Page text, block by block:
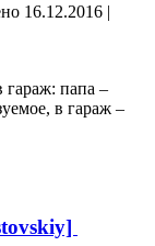
16.12.2016 |
гараж: папа –
в гараж –